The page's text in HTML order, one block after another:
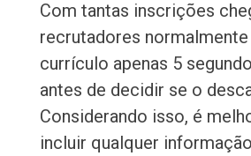
Com tantas inscrições
recrutadores normalmente
currículo apenas 5
antes de decidir se o
Considerando isso, é
incluir qualquer